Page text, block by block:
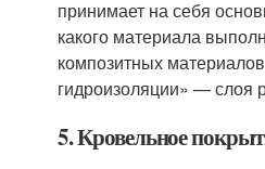
принимает на себя
какого материала
композитных
гидроизоляции» —
5. Кровельное